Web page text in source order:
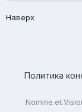
Наверх
Политика